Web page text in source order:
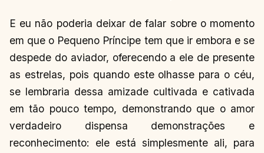
E eu não poderia deixar de falar sobre o momento
em que o Pequeno Príncipe tem que ir embora e se
despede do aviador, oferecendo a ele de presente
as estrelas, pois quando este olhasse para o céu,
se lembraria dessa amizade cultivada e cativada
em tão pouco tempo, demonstrando que o amor
verdadeiro dispensa demonstrações e
reconhecimento: ele está simplesmente ali, para